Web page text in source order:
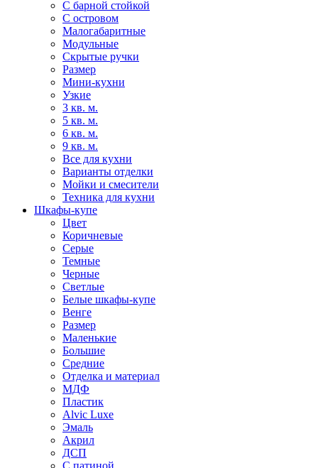
С барной стойкой
С островом
Малогабаритные
Модульные
Скрытые ручки
Размер
Мини-кухни
Узкие
3 кв. м.
5 кв. м.
6 кв. м.
9 кв. м.
Все для кухни
Варианты отделки
Мойки и смесители
Техника для кухни
Шкафы-купе
Цвет
Коричневые
Серые
Темные
Черные
Светлые
Белые шкафы-купе
Венге
Размер
Маленькие
Большие
Средние
Отделка и материал
МДФ
Пластик
Alvic Luxe
Эмаль
Акрил
ДСП
С патиной